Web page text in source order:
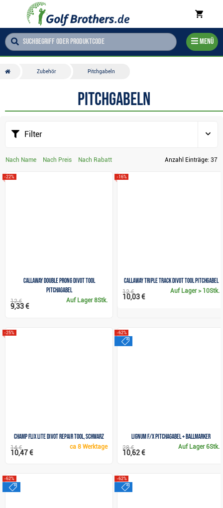
Menü
Zubehör Pitchgabeln
Pitchgabeln
Filter
Nach Name Nach Preis Nach Rabatt Anzahl Einträge: 37
Callaway Double Prong Divot Tool
Pitchagabel
-22%
Auf Lager8Stk.
12 €
9,33 €
Callaway Triple Track Divot Tool Pitchgabel
-16%
Auf Lager> 10Stk.
12 €
10,03 €
Champ FLIX Lite Divot Repair Tool, schwarz
-25%
ca8 Werktage
14 €
10,47 €
Lignum F/X Pitchagabel + Ballmarker
-62%
Auf Lager6Stk.
28 €
10,62 €
-62% -62%